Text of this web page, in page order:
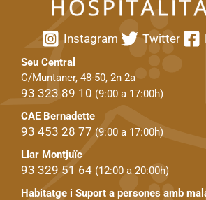
Instagram Twitter
Seu Central
C/Muntaner, 48-50, 2n 2a
93 323 89 10 (9:00 a 17:00h)
CAE Bernadette
93 453 28 77 (9:00 a 17:00h)
Llar Montjuïc
93 329 51 64 (12:00 a 20:00h)
Habitatge i Suport a persones amb